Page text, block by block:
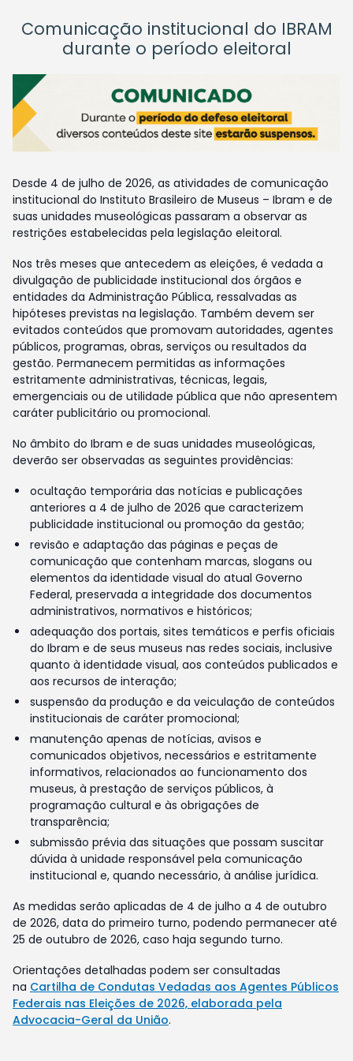
Comunicação institucional do IBRAM
durante o período eleitoral
Desde 4 de julho de 2026, as atividades de comunicação
institucional do Instituto Brasileiro de Museus – Ibram e de
suas unidades museológicas passaram a observar as
restrições estabelecidas pela legislação eleitoral.
Nos três meses que antecedem as eleições, é vedada a
divulgação de publicidade institucional dos órgãos e
entidades da Administração Pública, ressalvadas as
hipóteses previstas na legislação. Também devem ser
evitados conteúdos que promovam autoridades, agentes
públicos, programas, obras, serviços ou resultados da
gestão. Permanecem permitidas as informações
estritamente administrativas, técnicas, legais,
emergenciais ou de utilidade pública que não apresentem
caráter publicitário ou promocional.
No âmbito do Ibram e de suas unidades museológicas,
deverão ser observadas as seguintes providências:
ocultação temporária das notícias e publicações
anteriores a 4 de julho de 2026 que caracterizem
publicidade institucional ou promoção da gestão;
revisão e adaptação das páginas e peças de
comunicação que contenham marcas, slogans ou
elementos da identidade visual do atual Governo
Federal, preservada a integridade dos documentos
administrativos, normativos e históricos;
adequação dos portais, sites temáticos e perfis oficiais
do Ibram e de seus museus nas redes sociais, inclusive
quanto à identidade visual, aos conteúdos publicados e
aos recursos de interação;
suspensão da produção e da veiculação de conteúdos
institucionais de caráter promocional;
manutenção apenas de notícias, avisos e
comunicados objetivos, necessários e estritamente
informativos, relacionados ao funcionamento dos
museus, à prestação de serviços públicos, à
programação cultural e às obrigações de
transparência;
submissão prévia das situações que possam suscitar
dúvida à unidade responsável pela comunicação
institucional e, quando necessário, à análise jurídica.
As medidas serão aplicadas de 4 de julho a 4 de outubro
de 2026, data do primeiro turno, podendo permanecer até
25 de outubro de 2026, caso haja segundo turno.
Orientações detalhadas podem ser consultadas
na Cartilha de Condutas Vedadas aos Agentes Públicos
Federais nas Eleições de 2026, elaborada pela
Advocacia-Geral da União.